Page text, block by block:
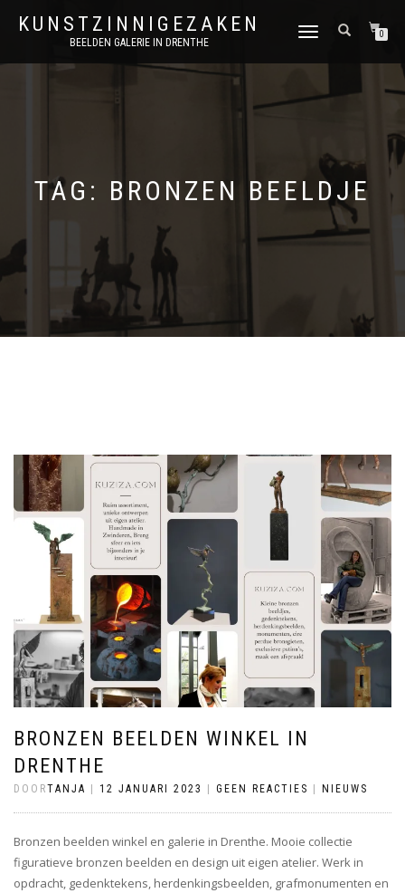
KUNSTZINNIGEZAKEN
BEELDEN GALERIE IN DRENTHE
SCHAKEL
MENU
0
TAG: BRONZEN BEELDJE
BRONZEN BEELDEN WINKEL IN
DRENTHE
DOORTANJA | 12 JANUARI 2023 | GEEN REACTIES | NIEUWS
Bronzen beelden winkel en galerie in Drenthe. Mooie collectie
figuratieve bronzen beelden en design uit eigen atelier. Werk in
opdracht, gedenktekens, herdenkingsbeelden, grafmonumenten en